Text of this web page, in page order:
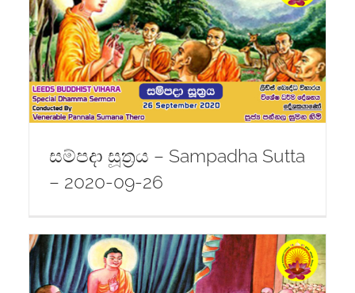
සම්පදා සූත්‍රය – Sampadha Sutta
– 2020-09-26